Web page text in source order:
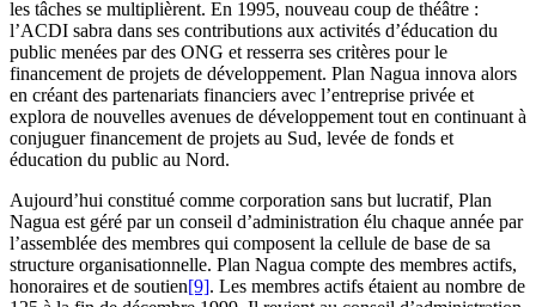
les tâches se multiplièrent. En 1995, nouveau coup de théâtre :
l’ACDI sabra dans ses contributions aux activités d’éducation du
public menées par des ONG et resserra ses critères pour le
financement de projets de développement. Plan Nagua innova alors
en créant des partenariats financiers avec l’entreprise privée et
explora de nouvelles avenues de développement tout en continuant à
conjuguer financement de projets au Sud, levée de fonds et
éducation du public au Nord.
Aujourd’hui constitué comme corporation sans but lucratif, Plan
Nagua est géré par un conseil d’administration élu chaque année par
l’assemblée des membres qui composent la cellule de base de sa
structure organisationnelle. Plan Nagua compte des membres actifs,
honoraires et de soutien[9]. Les membres actifs étaient au nombre de